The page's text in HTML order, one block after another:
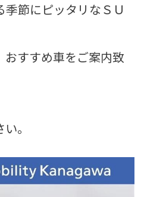
節にピッタリなＳＵ
すすめ車をご案内致
。